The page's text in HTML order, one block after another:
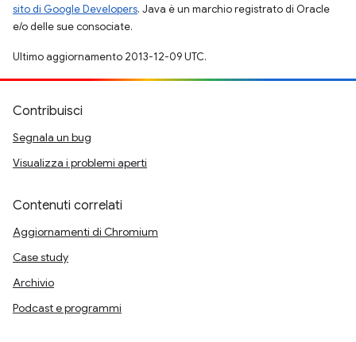
sito di Google Developers. Java è un marchio registrato di Oracle
e/o delle sue consociate.
Ultimo aggiornamento 2013-12-09 UTC.
Contribuisci
Segnala un bug
Visualizza i problemi aperti
Contenuti correlati
Aggiornamenti di Chromium
Case study
Archivio
Podcast e programmi